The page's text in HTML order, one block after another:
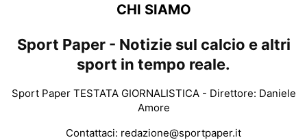
CHI SIAMO
Sport Paper - Notizie sul calcio e altri
sport in tempo reale.
Sport Paper TESTATA GIORNALISTICA - Direttore: Daniele
Amore
Contattaci: redazione@sportpaper.it